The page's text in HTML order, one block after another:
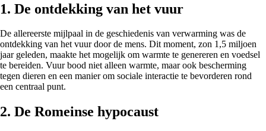
1. De ontdekking van het vuur
De allereerste mijlpaal in de geschiedenis van verwarming was de
ontdekking van het vuur door de mens. Dit moment, zon 1,5 miljoen
jaar geleden, maakte het mogelijk om warmte te genereren en voedsel
te bereiden. Vuur bood niet alleen warmte, maar ook bescherming
tegen dieren en een manier om sociale interactie te bevorderen rond
een centraal punt.
2. De Romeinse hypocaust